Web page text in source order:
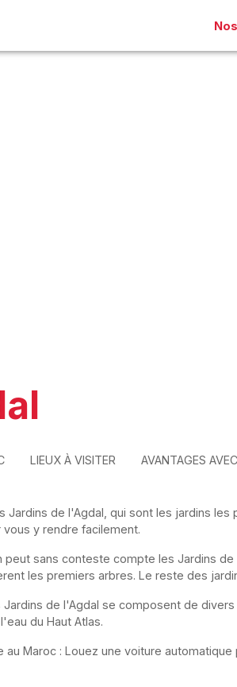
LIEUX À VISITER AVANTAGES
de l'Agdal, qui sont les jardins
y rendre facilement.
sans conteste compte les Jardins
les premiers arbres. Le reste des
de l'Agdal se composent de
du Haut Atlas.
Maroc : Louez une voiture